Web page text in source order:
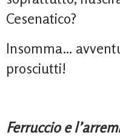
Cesenatico?
Insomma…
prosciutti!
Ferruccio e